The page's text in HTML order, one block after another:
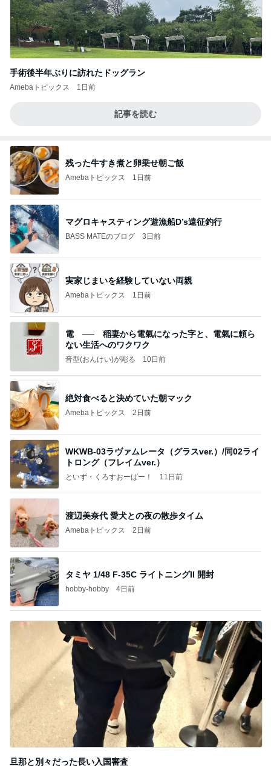
手術後半年ぶりに訪れたドッグラン
Amebaトピックス 1日前
記事を読む
残った牛すき煮と卵乗せ朝ご飯
Amebaトピックス 1日前
マグロキャスティング遊漁船D’s遠征釣行
BASS MATEのブログ 3日前
実家じまいを経験していない両親
Amebaトピックス 1日前
電 ── 稲妻から電氣になった字と、電氣に頼ら
ない生活へのワクワク
音型(おんけい)が彫る 10日前
絶対食べると決めていた朝マック
Amebaトピックス 2日前
WKWB-03ラヴァムレータ（グラスver.）/同02ライ
トロング（フレイムver.）
といず・くろすおーばー！ 11日前
渡辺美奈代 愛犬との夜の散歩タイム
Amebaトピックス 2日前
タミヤ 1/48 F-35C ライトニングII 開封
hobby-hobby 4日前
旦那と別々だった長い入国審査